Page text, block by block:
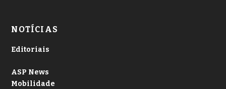
NOTÍCIAS
Editoriais
ASP News
Mobilidade